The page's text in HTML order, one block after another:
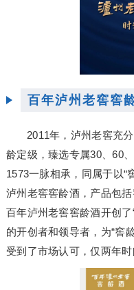
百年泸州老窖窖
2011年，泸州老窖充
龄定级，臻选专属30、60
1573一脉相承，同属于以
泸州老窖窖龄酒，产品包
百年泸州老窖窖龄酒开创
的开创者和领导者，为“窖
受到了市场认可，仅两年